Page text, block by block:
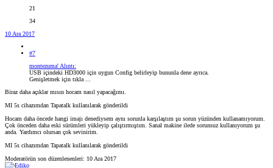
21
34
10 Ara 2017
#7
montezuma' Alıntı:
USB içindeki HD3000 için uygun Config belirleyip bununla dene ayrıca.
Genişletmek için tıkla ...
Biraz daha açıklar mısın hocam nasıl yapacağımı.
MI 5s cihazımdan Tapatalk kullanılarak gönderildi
Hocam daha öncede hangi imajı denediysem aynı sorunla karşılaştım şu sorun yüzünden kullanamıyorum.
Çok önceden daha eski sürümleri yükleyip çalıştırmıştım. Sanal makine ilede sorunsuz kullanıyorum şu
anda. Yardımcı olursan çok sevinirim.
MI 5s cihazımdan Tapatalk kullanılarak gönderildi
Moderatörün son düzenlenenleri: 10 Ara 2017